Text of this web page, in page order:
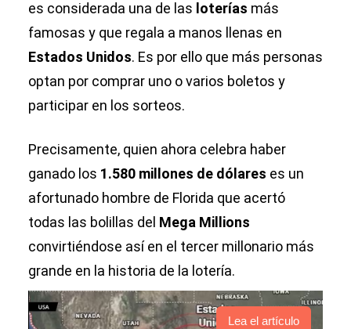
es considerada una de las loterías más
famosas y que regala a manos llenas en
Estados Unidos. Es por ello que más personas
optan por comprar uno o varios boletos y
participar en los sorteos.
Precisamente, quien ahora celebra haber
ganado los 1.580 millones de dólares es un
afortunado hombre de Florida que acertó
todas las bolillas del Mega Millions
convirtiéndose así en el tercer millonario más
grande en la historia de la lotería.
Lea el artículo